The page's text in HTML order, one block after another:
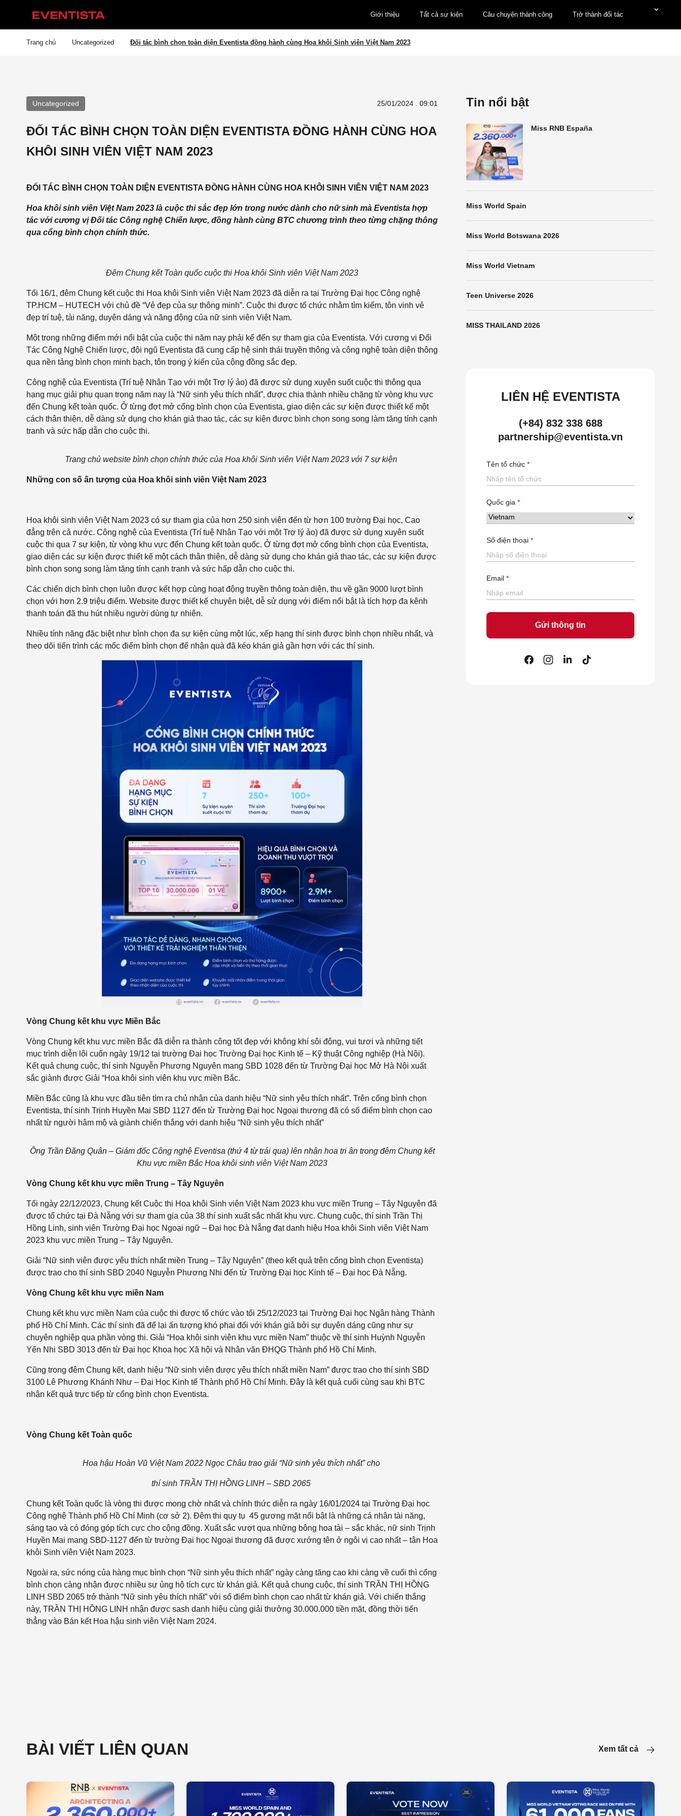
Giới thiệu Tất cả sự kiện Câu chuyện thành công Trở thành đối tác
Trang chủ Uncategorized Đối tác bình chọn toàn diện Eventista đồng hành cùng Hoa khôi Sinh viên Việt Nam 2023
Uncategorized 25/01/2024 . 09:01
ĐỐI TÁC BÌNH CHỌN TOÀN DIỆN EVENTISTA ĐỒNG HÀNH CÙNG HOA
KHÔI SINH VIÊN VIỆT NAM 2023
ĐỐI TÁC BÌNH CHỌN TOÀN DIỆN EVENTISTA ĐỒNG HÀNH CÙNG HOA KHÔI SINH VIÊN VIỆT NAM 2023
Hoa khôi sinh viên Việt Nam 2023 là cuộc thi sắc đẹp lớn trong nước dành cho nữ sinh mà Eventista hợp
tác với cương vị Đối tác Công nghệ Chiến lược, đồng hành cùng BTC chương trình theo từng chặng thông
qua cổng bình chọn chính thức.
Đêm Chung kết Toàn quốc cuộc thi Hoa khôi Sinh viên Việt Nam 2023
Tối 16/1, đêm Chung kết cuộc thi Hoa khôi Sinh viên Việt Nam 2023 đã diễn ra tại Trường Đại học Công nghệ
TP.HCM – HUTECH với chủ đề “Vẻ đẹp của sự thông minh”. Cuộc thi được tổ chức nhằm tìm kiếm, tôn vinh vẻ
đẹp trí tuệ, tài năng, duyên dáng và năng động của nữ sinh viên Việt Nam.
Một trong những điểm mới nổi bật của cuộc thi năm nay phải kể đến sự tham gia của Eventista. Với cương vị Đối
Tác Công Nghệ Chiến lược, đội ngũ Eventista đã cung cấp hệ sinh thái truyền thông và công nghệ toàn diện thông
qua nền tảng bình chọn minh bạch, tôn trọng ý kiến của cộng đồng sắc đẹp.
Công nghệ của Eventista (Trí tuệ Nhân Tạo với một Trợ lý ảo) đã được sử dụng xuyên suốt cuộc thi thông qua
hạng mục giải phụ quan trọng năm nay là “Nữ sinh yêu thích nhất”, được chia thành nhiều chặng từ vòng khu vực
đến Chung kết toàn quốc. Ở từng đợt mở cổng bình chọn của Eventista, giao diện các sự kiện được thiết kế một
cách thân thiện, dễ dàng sử dụng cho khán giả thao tác, các sự kiện được bình chọn song song làm tăng tính cạnh
tranh và sức hấp dẫn cho cuộc thi.
Trang chủ website bình chọn chính thức của Hoa khôi Sinh viên Việt Nam 2023 với 7 sự kiện
Những con số ấn tượng của Hoa khôi sinh viên Việt Nam 2023
Hoa khôi sinh viên Việt Nam 2023 có sự tham gia của hơn 250 sinh viên đến từ hơn 100 trường Đại học, Cao
đẳng trên cả nước. Công nghệ của Eventista (Trí tuệ Nhân Tạo với một Trợ lý ảo) đã được sử dụng xuyên suốt
cuộc thi qua 7 sự kiện, từ vòng khu vực đến Chung kết toàn quốc. Ở từng đợt mở cổng bình chọn của Eventista,
giao diện các sự kiện được thiết kế một cách thân thiện, dễ dàng sử dụng cho khán giả thao tác, các sự kiện được
bình chọn song song làm tăng tính cạnh tranh và sức hấp dẫn cho cuộc thi.
Các chiến dịch bình chọn luôn được kết hợp cùng hoạt động truyền thông toàn diện, thu về gần 9000 lượt bình
chọn với hơn 2.9 triệu điểm. Website được thiết kế chuyên biệt, dễ sử dụng với điểm nổi bật là tích hợp đa kênh
thanh toán đã thu hút nhiều người dùng tự nhiên.
Nhiều tính năng đặc biệt như bình chọn đa sự kiện cùng một lúc, xếp hạng thí sinh được bình chọn nhiều nhất, và
theo dõi tiến trình các mốc điểm bình chọn để nhận quà đã kéo khán giả gần hơn với các thí sinh.
Vòng Chung kết khu vực Miền Bắc
Vòng Chung kết khu vực miền Bắc đã diễn ra thành công tốt đẹp với không khí sôi động, vui tươi và những tiết
mục trình diễn lôi cuốn ngày 19/12 tại trường Đại học Trường Đại học Kinh tế – Kỹ thuật Công nghiệp (Hà Nội).
Kết quả chung cuộc, thí sinh Nguyễn Phương Nguyên mang SBD 1028 đến từ Trường Đại học Mở Hà Nội xuất
sắc giành được Giải “Hoa khôi sinh viên khu vực miền Bắc.
Miền Bắc cũng là khu vực đầu tiên tìm ra chủ nhân của danh hiệu “Nữ sinh yêu thích nhất”. Trên cổng bình chọn
Eventista, thí sinh Trịnh Huyền Mai SBD 1127 đến từ Trường Đại học Ngoại thương đã có số điểm bình chọn cao
nhất từ người hâm mộ và giành chiến thắng với danh hiệu “Nữ sinh yêu thích nhất”
Ông Trần Đăng Quân – Giám đốc Công nghệ Eventisa (thứ 4 từ trái qua) lên nhận hoa tri ân trong đêm Chung kết
Khu vực miền Bắc Hoa khôi sinh viên Việt Nam 2023
Vòng Chung kết khu vực miền Trung – Tây Nguyên
Tối ngày 22/12/2023, Chung kết Cuộc thi Hoa khôi Sinh viên Việt Nam 2023 khu vực miền Trung – Tây Nguyên đã
được tổ chức tại Đà Nẵng với sự tham gia của 38 thí sinh xuất sắc nhất khu vực. Chung cuộc, thí sinh Trần Thị
Hồng Linh, sinh viên Trường Đại học Ngoại ngữ – Đại học Đà Nẵng đạt danh hiệu Hoa khôi Sinh viên Việt Nam
2023 khu vực miền Trung – Tây Nguyên.
Giải “Nữ sinh viên được yêu thích nhất miền Trung – Tây Nguyên” (theo kết quả trên cổng bình chọn Eventista)
được trao cho thí sinh SBD 2040 Nguyễn Phương Nhi đến từ Trường Đại học Kinh tế – Đại học Đà Nẵng.
Vòng Chung kết khu vực miền Nam
Chung kết khu vực miền Nam của cuộc thi được tổ chức vào tối 25/12/2023 tại Trường Đại học Ngân hàng Thành
phố Hồ Chí Minh. Các thí sinh đã để lại ấn tượng khó phai đối với khán giả bởi sự duyên dáng cũng như sự
chuyên nghiệp qua phần vòng thi. Giải “Hoa khôi sinh viên khu vực miền Nam” thuộc về thí sinh Huỳnh Nguyễn
Yến Nhi SBD 3013 đến từ Đại học Khoa học Xã hội và Nhân văn ĐHQG Thành phố Hồ Chí Minh.
Cũng trong đêm Chung kết, danh hiệu “Nữ sinh viên được yêu thích nhất miền Nam” được trao cho thí sinh SBD
3100 Lê Phương Khánh Như – Đại Học Kinh tế Thành phố Hồ Chí Minh. Đây là kết quả cuối cùng sau khi BTC
nhận kết quả trực tiếp từ cổng bình chọn Eventista.
Vòng Chung kết Toàn quốc
Hoa hậu Hoàn Vũ Việt Nam 2022 Ngọc Châu trao giải “Nữ sinh yêu thích nhất” cho
thí sinh TRẦN THỊ HỒNG LINH – SBD 2065
Chung kết Toàn quốc là vòng thi được mong chờ nhất và chính thức diễn ra ngày 16/01/2024 tại Trường Đại học
Công nghệ Thành phố Hồ Chí Minh (cơ sở 2). Đêm thi quy tụ 45 gương mặt nổi bật là những cá nhân tài năng,
sáng tạo và có đóng góp tích cực cho cộng đồng. Xuất sắc vượt qua những bông hoa tài – sắc khác, nữ sinh Trịnh
Huyền Mai mang SBD-1127 đến từ trường Đại học Ngoại thương đã được xướng tên ở ngôi vị cao nhất – tân Hoa
khôi Sinh viên Việt Nam 2023.
Ngoài ra, sức nóng của hàng mục bình chọn “Nữ sinh yêu thích nhất” ngày càng tăng cao khi càng về cuối thì cổng
bình chọn càng nhận được nhiều sự ủng hộ tích cực từ khán giả. Kết quả chung cuộc, thí sinh TRẦN THỊ HỒNG
LINH SBD 2065 trở thành “Nữ sinh yêu thích nhất” với số điểm bình chọn cao nhất từ khán giả. Với chiến thắng
này, TRẦN THỊ HỒNG LINH nhận được sash danh hiệu cùng giải thưởng 30.000.000 tiền mặt, đồng thời tiến
thẳng vào Bán kết Hoa hậu sinh viên Việt Nam 2024.
Tin nổi bật
Miss RNB España
Miss World Spain
Miss World Botswana 2026
Miss World Vietnam
Teen Universe 2026
MISS THAILAND 2026
LIÊN HỆ EVENTISTA
(+84) 832 338 688
partnership@eventista.vn
Tên tổ chức
Quốc gia
Số điện thoại
Email
BÀI VIẾT LIÊN QUAN Xem tất cả